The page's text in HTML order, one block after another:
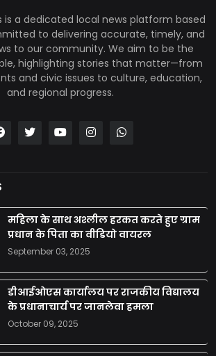
is a dedicated local news platform based
to delivering accurate, timely, and
to our community. We aim to be the
highlighting stories that matter—from
and civic issues to culture, education,
and regional progress.
महिला के साथ अश्लील हरकत करते हुए ग्राम
प्रधान के पिता का वीडियो वायरल
September 03, 2025
डीआईओएस कार्यालय पर राजकीय विद्यालय
के प्रधानाचार्य पर जानलेवा हमला
October 09, 2025